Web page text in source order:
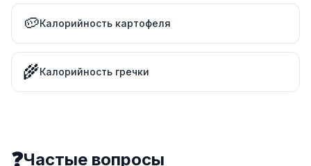
🥔Калорийность картофеля
🌾Калорийность гречки
❓Частые вопросы